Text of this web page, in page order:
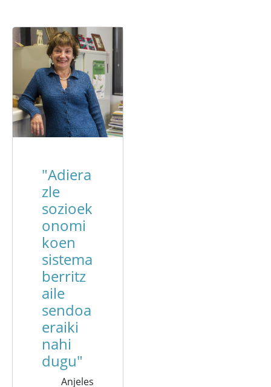
"Adiera
zle
sozioek
onomi
koen
sistema
berritz
aile
sendoa
eraiki
nahi
dugu"
Anjeles